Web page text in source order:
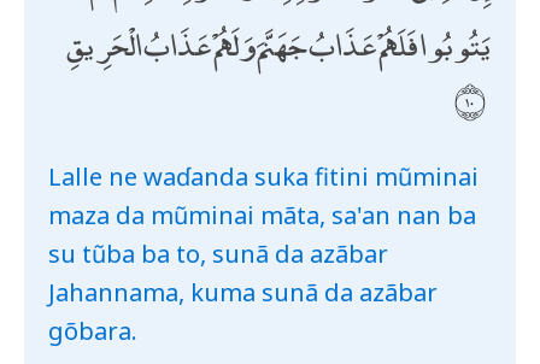
يَتُوبُوا فَلَهُمْ عَذَابُ جَهَنَّمَ وَلَهُمْ عَذَابُ الْحَرِيقِ
Lalle ne waɗanda suka fitini mũminai
maza da mũminai mãta, sa'an nan ba
su tũba ba to, sunã da azãbar
Jahannama, kuma sunã da azãbar
gõbara.